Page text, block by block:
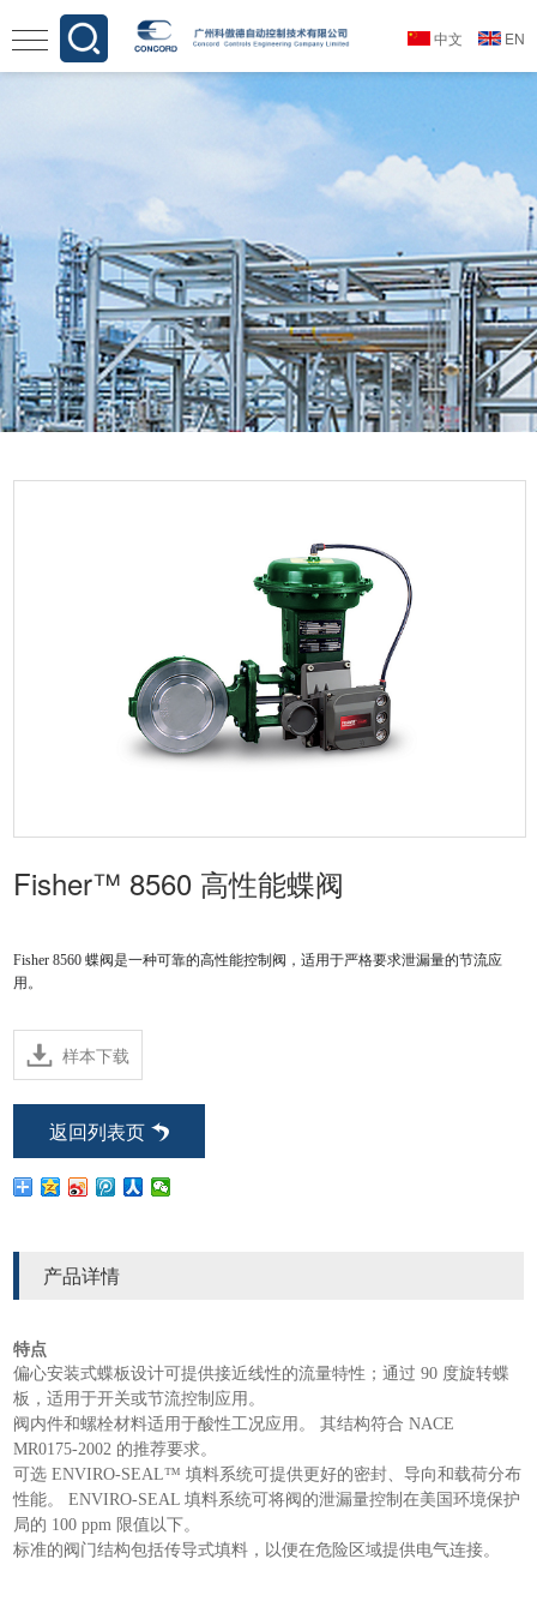
中文 EN
Fisher™ 8560 高性能蝶阀
Fisher 8560 蝶阀是一种可靠的高性能控制阀，适用于严格要求泄漏量的节流应
用。
样本下载
返回列表页
产品详情
特点
偏心安装式蝶板设计可提供接近线性的流量特性；通过 90 度旋转蝶
板，适用于开关或节流控制应用。
阀内件和螺栓材料适用于酸性工况应用。 其结构符合 NACE
MR0175-2002 的推荐要求。
可选 ENVIRO-SEAL™ 填料系统可提供更好的密封、导向和载荷分布
性能。 ENVIRO-SEAL 填料系统可将阀的泄漏量控制在美国环境保护
局的 100 ppm 限值以下。
标准的阀门结构包括传导式填料，以便在危险区域提供电气连接。